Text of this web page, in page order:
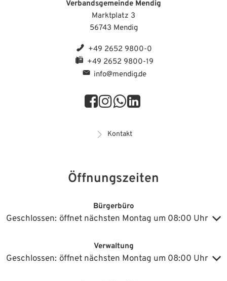
Verbandsgemeinde Mendig
Marktplatz 3
56743 Mendig
+49 2652 9800-0
+49 2652 9800-19
info@mendig.de
Kontakt
Öffnungszeiten
Bürgerbüro
Klicken, um weitere Öffnungs- oder Schließzeiten auszublenden
Geschlossen: öffnet nächsten Montag um 08:00 Uhr
Verwaltung
Klicken, um weitere Öffnungs- oder Schließzeiten auszublenden
Geschlossen: öffnet nächsten Montag um 08:00 Uhr